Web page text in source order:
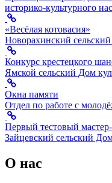
историко-культурного
«Весёлая котовасия»
Новорахинский
Конкурс крестецкого
Ямской сельский Дом
Окна памяти
Отдел по работе с
Первый тестовый
Зайцевский сельский
О нас